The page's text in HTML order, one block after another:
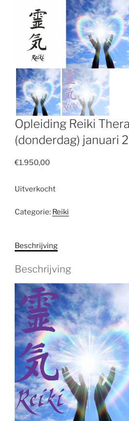
Opleiding Reiki
(donderdag) januari
€1.950,00
Uitverkocht
Categorie: Reiki
Beschrijving
Beschrijving